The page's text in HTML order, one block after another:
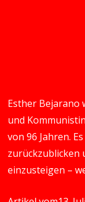
Esther Bejarano
und
von 96 Jahren.
zurückzublicken
einzusteigen –